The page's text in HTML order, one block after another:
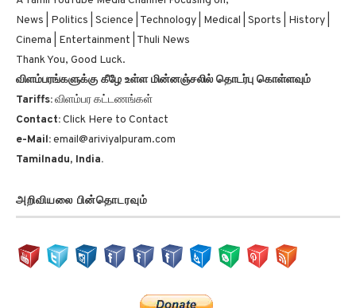
News | Politics | Science | Technology | Medical | Sports | History |
Cinema | Entertainment | Thuli News
Thank You, Good Luck.
விளம்பரங்களுக்கு கீழே உள்ள மின்னஞ்சலில் தொடர்பு கொள்ளவும்
Tariffs:விளம்பர கட்டணங்கள்
Contact:Click Here to Contact
e-Mail: email@ariviyalpuram.com
Tamilnadu, India.